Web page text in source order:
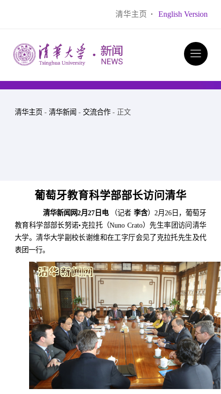
清华主页 · English Version
清华主页 - 清华新闻 - 交流合作 - 正文
葡萄牙教育科学部部长访问清华
清华新闻网2月27日电（记者 李含）2月26日，葡萄牙
教育科学部部长努诺•克拉托（Nuno Crato）先生率团访问清华
大学。清华大学副校长谢维和在工字厅会见了克拉托先生及代
表团一行。